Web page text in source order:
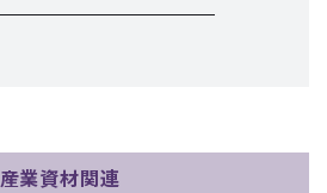
産業資材関連